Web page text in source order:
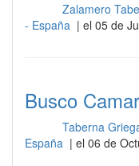
Zalamero
- España | el 05 de
Busco
Taberna
España | el 06 de